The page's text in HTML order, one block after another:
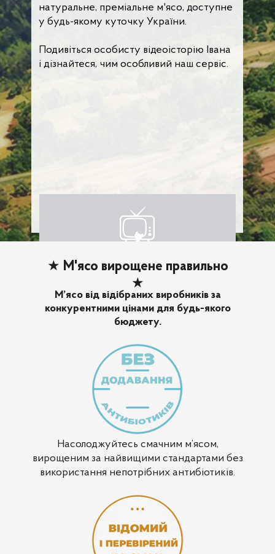
натуральне, преміальне м'ясо, доступне
у будь-якому куточку України.
Подивіться особисту відеоісторію Івана
і дізнайтеся, чим особливий наш сервіс.
★ М'ясо вирощене правильно
★
М’ясо від відібраних виробників за
конкурентними цінами для будь-якого
бюджету.
Насолоджуйтесь смачним м’ясом,
вирощеним за найвищими стандартами без
використання непотрібних антибіотиків.